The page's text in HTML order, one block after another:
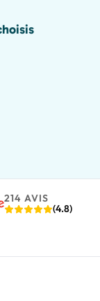
214 AVIS
(4.8)